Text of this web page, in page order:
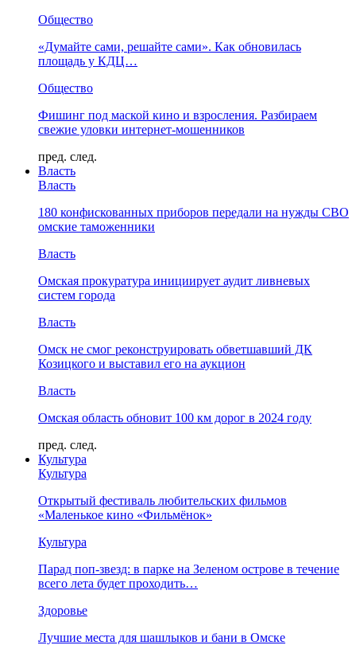
Общество
«Думайте сами, решайте сами». Как обновилась
площадь у КДЦ…
Общество
Фишинг под маской кино и взросления. Разбираем
свежие уловки интернет-мошенников
пред. след.
Власть
Власть
180 конфискованных приборов передали на нужды СВО
омские таможенники
Власть
Омская прокуратура инициирует аудит ливневых
систем города
Власть
Омск не смог реконструировать обветшавший ДК
Козицкого и выставил его на аукцион
Власть
Омская область обновит 100 км дорог в 2024 году
пред. след.
Культура
Культура
Открытый фестиваль любительских фильмов
«Маленькое кино «Фильмёнок»
Культура
Парад поп-звезд: в парке на Зеленом острове в течение
всего лета будет проходить…
Здоровье
Лучшие места для шашлыков и бани в Омске